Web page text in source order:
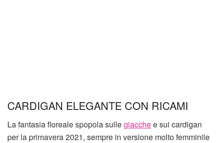
CARDIGAN ELEGANTE CON RICAMI
La fantasia floreale spopola sullegiacchee sui cardigan
per la primavera 2021, sempre in versione molto femminile